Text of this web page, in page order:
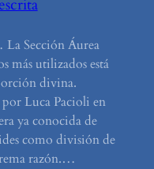
Sección Áurea
más utilizados está
divina.
Luca Pacioli en
ya conocida de
como división de
razón.…